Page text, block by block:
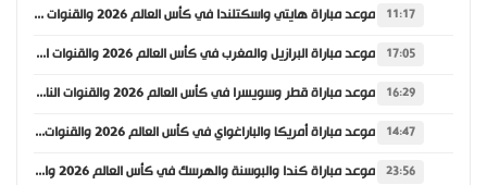
11:17 موعد مباراة هايتي واسكتلندا في كأس العالم 2026 والقنوات الناقلة
17:05 موعد مباراة البرازيل والمغرب في كأس العالم 2026 والقنوات الناقلة
16:29 موعد مباراة قطر وسويسرا في كأس العالم 2026 والقنوات الناقلة
14:47 موعد مباراة أمريكا والباراغواي في كأس العالم 2026 والقنوات الناقلة
23:56 موعد مباراة كندا والبوسنة والهرسك في كأس العالم 2026 والقنوات الناقلة